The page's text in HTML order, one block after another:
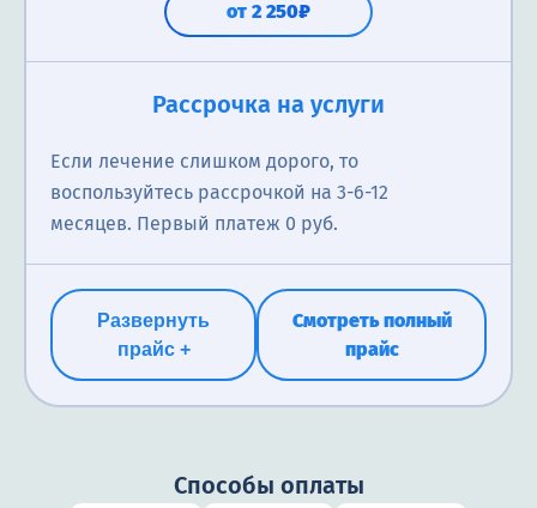
от 2 250₽
Рассрочка на услуги
Если лечение слишком дорого, то
воспользуйтесь рассрочкой на 3-6-12
месяцев. Первый платеж 0 руб.
Развернуть
прайс +
Смотреть полный
прайс
Способы оплаты